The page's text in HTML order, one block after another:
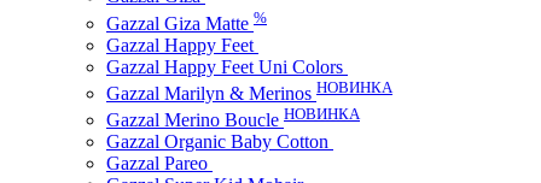
Gazzal Giza Matte %
Gazzal Happy Feet
Gazzal Happy Feet Uni Colors
Gazzal Marilyn & Merinos НОВИНКА
Gazzal Merino Boucle НОВИНКА
Gazzal Organic Baby Cotton
Gazzal Pareo